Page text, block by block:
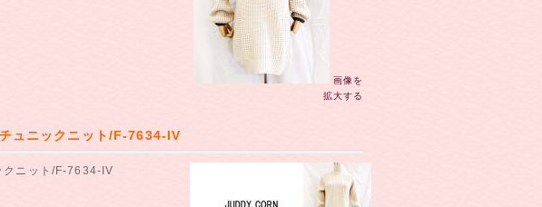
画像を
拡大する
ュニックニット/F-7634-IV
クニット/F-7634-IV